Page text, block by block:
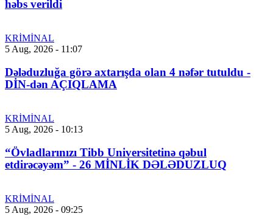
həbs verildi
KRİMİNAL
5 Aug, 2026 - 11:07
Dələduzluğa görə axtarışda olan 4 nəfər tutuldu -
DİN-dən AÇIQLAMA
KRİMİNAL
5 Aug, 2026 - 10:13
“Övladlarınızı Tibb Universitetinə qəbul
etdirəcəyəm” - 26 MİNLİK DƏLƏDUZLUQ
KRİMİNAL
5 Aug, 2026 - 09:25